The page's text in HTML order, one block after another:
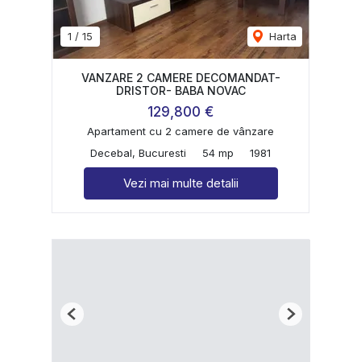
1 / 15 Harta
VANZARE 2 CAMERE DECOMANDAT-
DRISTOR- BABA NOVAC
129,800 €
Apartament cu 2 camere de vânzare
Decebal, Bucuresti
54 mp 1981
Vezi mai multe detalii
Previous Next